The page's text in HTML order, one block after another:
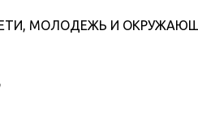
МОЛОДЕЖЬ И